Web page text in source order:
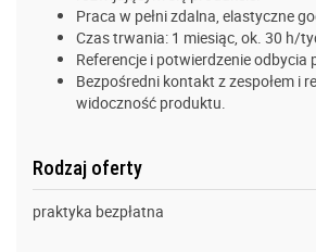
Praca w pełni zdalna, elastyczne
Czas trwania: 1 miesiąc, ok. 30 h/
Referencje i potwierdzenie odbycia
Bezpośredni kontakt z zespołem i
widoczność produktu.
Rodzaj oferty
praktyka bezpłatna